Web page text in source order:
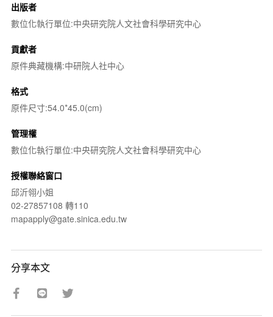
出版者
數位化執行單位:中央研究院人文社會科學研究中心
貢獻者
原件典藏機構:中研院人社中心
格式
原件尺寸:54.0*45.0(cm)
管理權
數位化執行單位:中央研究院人文社會科學研究中心
授權聯絡窗口
邱沂翎小姐
02-27857108 轉110
mapapply@gate.sinica.edu.tw
分享本文